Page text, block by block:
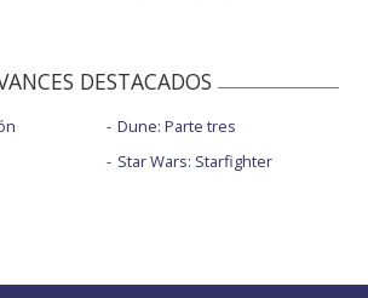
DESTACADOS
Dune: Parte tres
Star Wars: Starfighter